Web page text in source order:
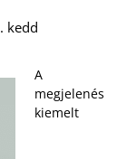
kedd
A
megjelenés
kiemelt